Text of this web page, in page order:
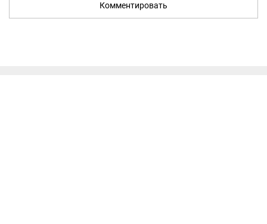
Комментировать